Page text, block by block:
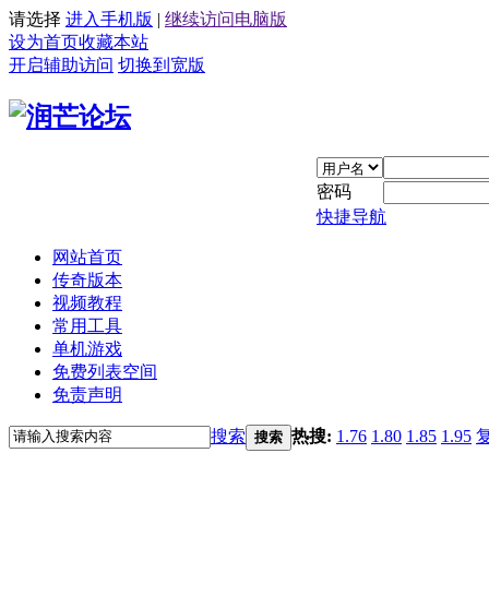
请选择 进入手机版 | 继续访问电脑版
设为首页收藏本站
开启辅助访问 切换到宽版
密码
快捷导航
网站首页
传奇版本
视频教程
常用工具
单机游戏
免费列表空间
免责声明
搜索 搜索 热搜: 1.76 1.80 1.85 1.95